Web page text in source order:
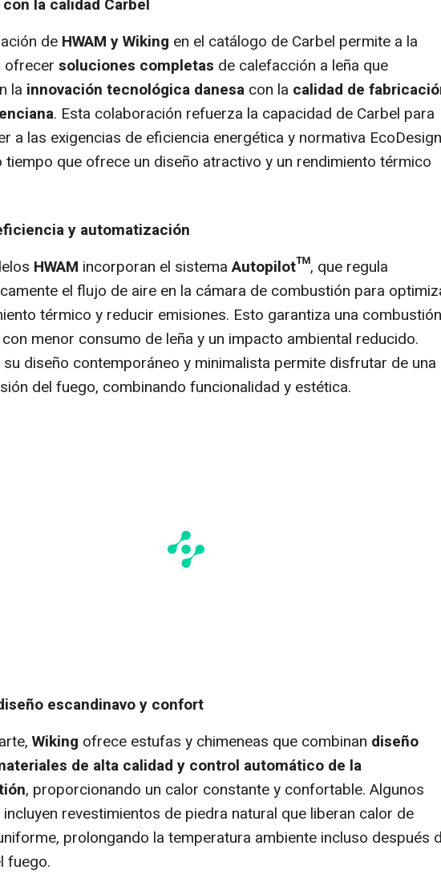
la calidad Carbel
de HWAM y Wiking en el catálogo de Carbel permite a la
ofrecer soluciones completas de calefacción a leña que
la innovación tecnológica danesa con la calidad de
. Esta colaboración refuerza la capacidad de Carbel para
a las exigencias de eficiencia energética y normativa
tiempo que ofrece un diseño atractivo y un rendimiento térmico
y automatización
HWAM incorporan el sistemaAutopilot™, que regula
el flujo de aire en la cámara de combustión para
térmico y reducir emisiones. Esto garantiza una combustión
menor consumo de leña y un impacto ambiental reducido.
su diseño contemporáneo y minimalista permite disfrutar de una
del fuego, combinando funcionalidad y estética.
escandinavo y confort
Wiking ofrece estufas y chimeneas que combinan diseño
de alta calidad y control automático de la
, proporcionando un calor constante y confortable. Algunos
revestimientos de piedra natural que liberan calor de
prolongando la temperatura ambiente incluso después
fuego.